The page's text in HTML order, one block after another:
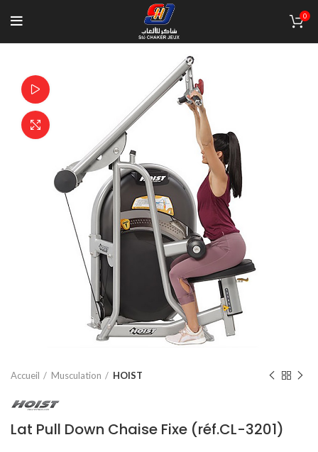
0
Click to enlarge
Accueil Musculation HOIST
Lat Pull Down Chaise Fixe (réf.CL-3201)